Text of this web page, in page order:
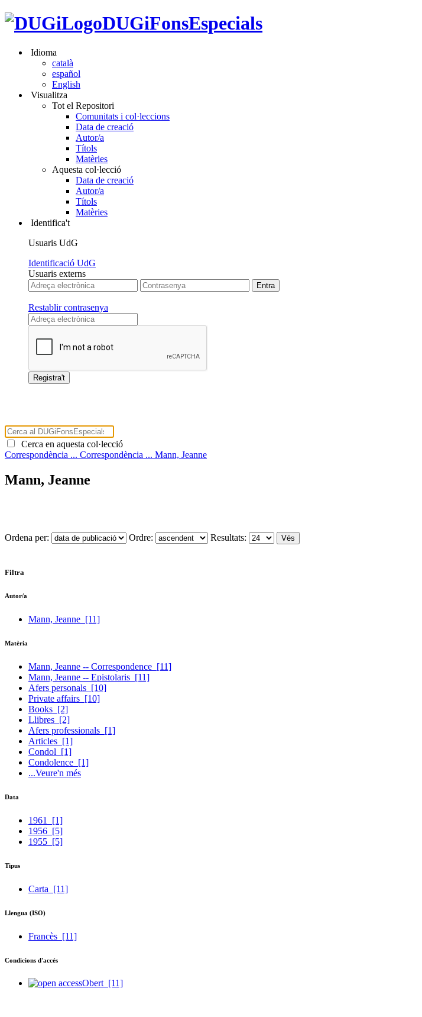
DUGiFonsEspecials
Idioma
català
español
English
Visualitza
Tot el Repositori
Comunitats i col·leccions
Data de creació
Autor/a
Títols
Matèries
Aquesta col·lecció
Data de creació
Autor/a
Títols
Matèries
Identifica't
Usuaris UdG
Identificació UdG
Usuaris externs
Restablir contrasenya
Cerca en aquesta col·lecció
Correspondència ... Correspondència ... Mann, Jeanne
Mann, Jeanne
Ordena per: Ordre: Resultats:
Filtra
Autor/a
Mann, Jeanne [11]
Matèria
Mann, Jeanne -- Correspondence [11]
Mann, Jeanne -- Epistolaris [11]
Afers personals [10]
Private affairs [10]
Books [2]
Llibres [2]
Afers professionals [1]
Articles [1]
Condol [1]
Condolence [1]
...Veure'n més
Data
1961 [1]
1956 [5]
1955 [5]
Tipus
Carta [11]
Llengua (ISO)
Francès [11]
Condicions d'accés
Obert [11]